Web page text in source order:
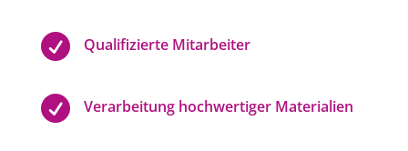
 Qualifizierte Mitarbeiter
 Verarbeitung hochwertiger Materialien